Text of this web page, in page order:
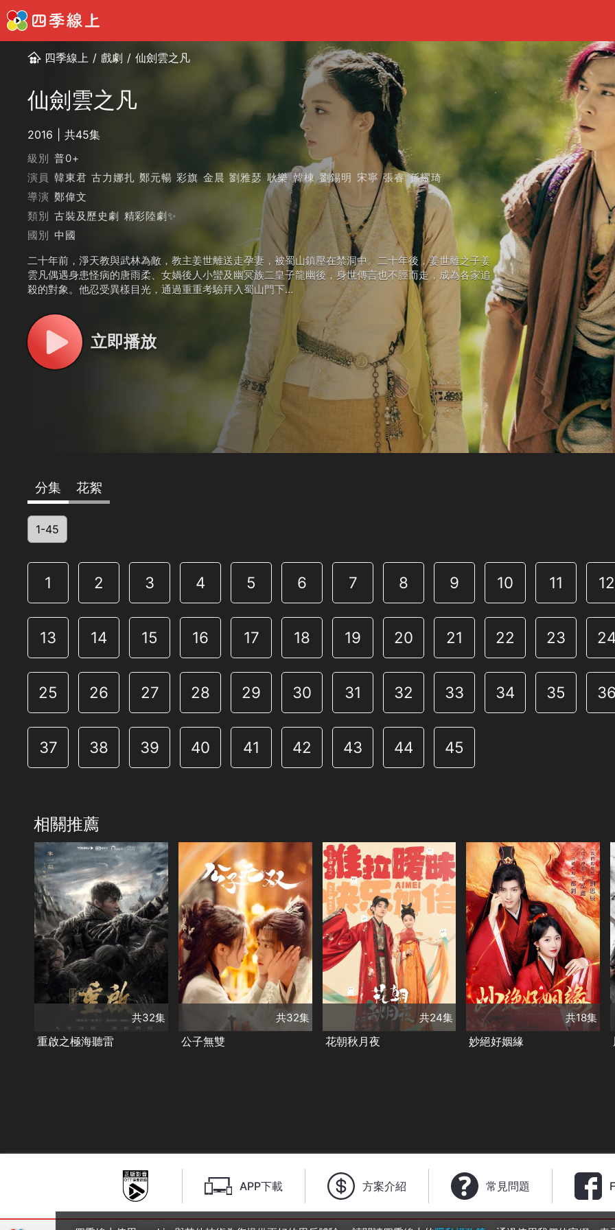
四季線上 / 戲劇 / 仙劍雲之凡
仙劍雲之凡
2016 共45集
級別 普0+
演員 韓東君 古力娜扎 鄭元暢 彩旗 金晨 劉雅瑟 耿樂 韓棟 劉錫明 宋寧 張睿 孫耀琦
導演 鄭偉文
類別 古裝及歷史劇 精彩陸劇✨
國別 中國
二十年前，淨天教與武林為敵，教主姜世離送走孕妻，被蜀山鎮壓在禁洞中。二十年後，姜世離之子姜
雲凡偶遇身患怪病的唐雨柔、女媧後人小蠻及幽冥族二皇子龍幽後，身世傳言也不脛而走，成為各家追
殺的對象。他忍受異樣目光，通過重重考驗拜入蜀山門下…
立即播放
分集 花絮
1-45
1 2 3 4 5 6 7 8 9 10 11 12
13 14 15 16 17 18 19 20 21 22 23
25 26 27 28 29 30 31 32 33 34 35
37 38 39 40 41 42 43 44 45
相關推薦
共32集
演員
朱一龍
毛曉彤
胡軍
陳楚河
陳明昊
黃俊捷
類別
古裝及歷史劇
精彩陸劇✨
共32集
重啟之極海聽雷
共32集
演員
王一林
孫雪寧
耿業庭
於軒晨
潘啟言
楊旭
類別
古裝及歷史劇
甜寵愛情❤️
精彩陸劇
共32集
公子無雙
演員
包上恩
吳崇軒
潘玥同
蔣熠銘
古裝及歷史劇
甜寵愛情❤️
奇幻
精彩陸劇✨
共24集
花朝秋月夜
共18集
演員
劉思辰 王庭旭
類別
古裝及歷史劇
甜寵愛情❤️
讓浪漫在銀幕蔓延
精彩陸劇✨
新年追劇指南
共18集
妙絕好姻緣
APP下載 方案介紹 常見問題